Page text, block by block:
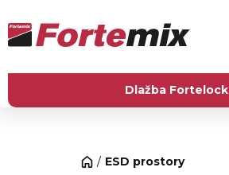
Dlažba Fortelock
ESD prostory